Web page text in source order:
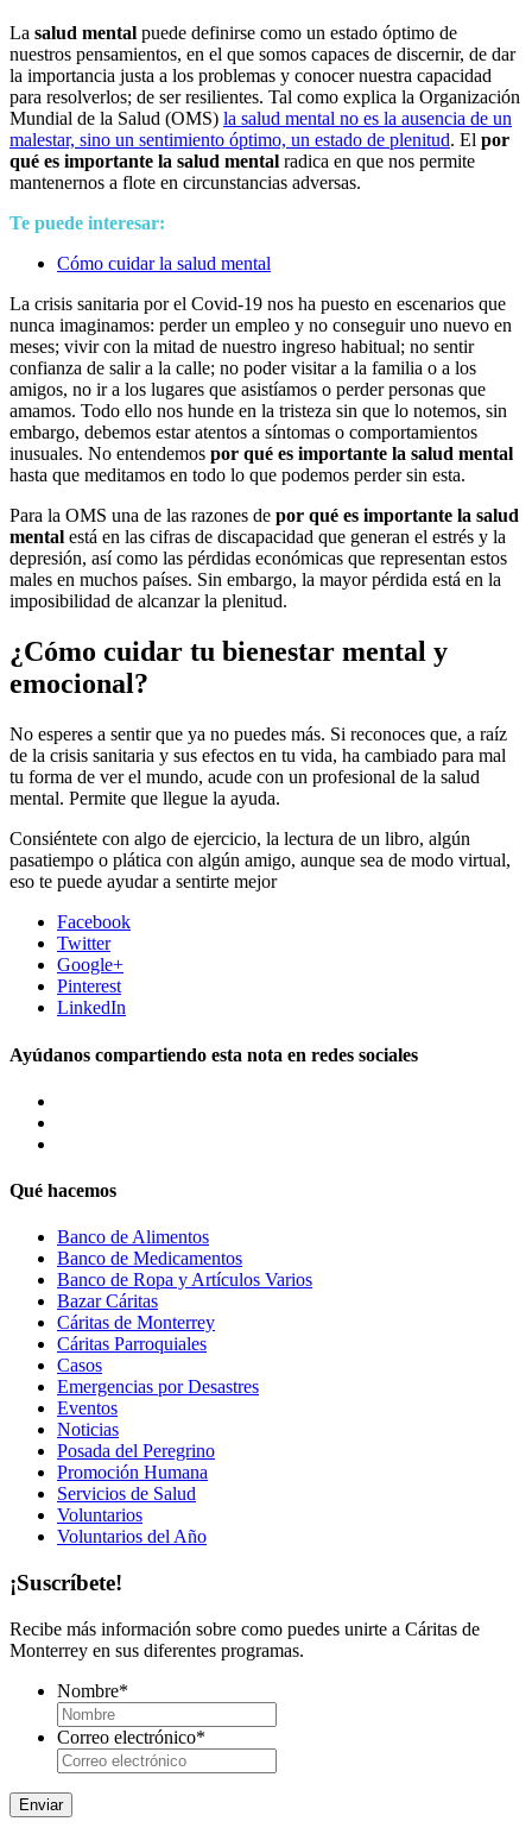
La salud mental puede definirse como un estado óptimo de
nuestros pensamientos, en el que somos capaces de discernir, de dar
la importancia justa a los problemas y conocer nuestra capacidad
para resolverlos; de ser resilientes. Tal como explica la Organización
Mundial de la Salud (OMS) la salud mental no es la ausencia de un
malestar, sino un sentimiento óptimo, un estado de plenitud. El por
qué es importante la salud mental radica en que nos permite
mantenernos a flote en circunstancias adversas.
Te puede interesar:
Cómo cuidar la salud mental
La crisis sanitaria por el Covid-19 nos ha puesto en escenarios que
nunca imaginamos: perder un empleo y no conseguir uno nuevo en
meses; vivir con la mitad de nuestro ingreso habitual; no sentir
confianza de salir a la calle; no poder visitar a la familia o a los
amigos, no ir a los lugares que asistíamos o perder personas que
amamos. Todo ello nos hunde en la tristeza sin que lo notemos, sin
embargo, debemos estar atentos a síntomas o comportamientos
inusuales. No entendemos por qué es importante la salud mental
hasta que meditamos en todo lo que podemos perder sin esta.
Para la OMS una de las razones de por qué es importante la salud
mental está en las cifras de discapacidad que generan el estrés y la
depresión, así como las pérdidas económicas que representan estos
males en muchos países. Sin embargo, la mayor pérdida está en la
imposibilidad de alcanzar la plenitud.
¿Cómo cuidar tu bienestar mental y
emocional?
No esperes a sentir que ya no puedes más. Si reconoces que, a raíz
de la crisis sanitaria y sus efectos en tu vida, ha cambiado para mal
tu forma de ver el mundo, acude con un profesional de la salud
mental. Permite que llegue la ayuda.
Consiéntete con algo de ejercicio, la lectura de un libro, algún
pasatiempo o plática con algún amigo, aunque sea de modo virtual,
eso te puede ayudar a sentirte mejor
Facebook
Twitter
Google+
Pinterest
LinkedIn
Ayúdanos compartiendo esta nota en redes sociales
Qué hacemos
Banco de Alimentos
Banco de Medicamentos
Banco de Ropa y Artículos Varios
Bazar Cáritas
Cáritas de Monterrey
Cáritas Parroquiales
Casos
Emergencias por Desastres
Eventos
Noticias
Posada del Peregrino
Promoción Humana
Servicios de Salud
Voluntarios
Voluntarios del Año
¡Suscríbete!
Recibe más información sobre como puedes unirte a Cáritas de
Monterrey en sus diferentes programas.
Nombre*
Correo electrónico*